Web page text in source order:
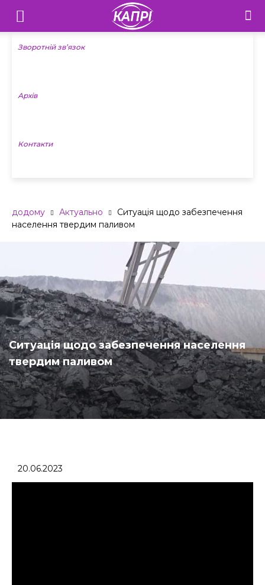
Телебачення
«Капрі»
Новини
Зворотній зв’язок
Архів
Контакти
додому Актуально
Ситуація щодо забезпечення
населення твердим паливом
Ситуація щодо забезпечення населення
твердим паливом
20.06.2023